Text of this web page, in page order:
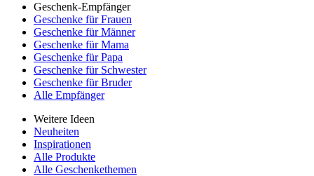
Geschenk-Empfänger
Geschenke für Frauen
Geschenke für Männer
Geschenke für Mama
Geschenke für Papa
Geschenke für Schwester
Geschenke für Bruder
Alle Empfänger
Weitere Ideen
Neuheiten
Inspirationen
Alle Produkte
Alle Geschenkethemen